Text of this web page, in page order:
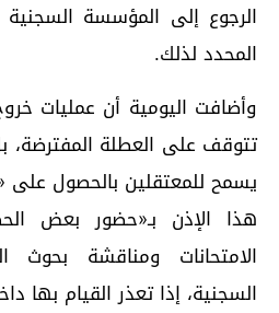
الرجوع إلى المؤسسة
المحدد لذلك.
وأضافت اليومية أن عمليات
تتوقف على العطلة المفترضة،
يسمح للمعتقلين بالحصول على
هذا الإذن بـ«حضور بعض
الامتحانات ومناقشة بحوث
السجنية، إذا تعذر القيام بها